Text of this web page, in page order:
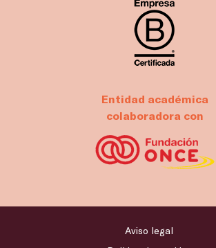
Entidad académica
colaboradora con
Aviso legal